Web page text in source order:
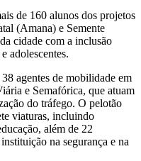
de 160 alunos dos projetos
(Amana) e Semente
cidade com a inclusão
adolescentes.
agentes de mobilidade em
e Semafórica, que atuam
do tráfego. O pelotão
viaturas, incluindo
além de 22
na segurança e na